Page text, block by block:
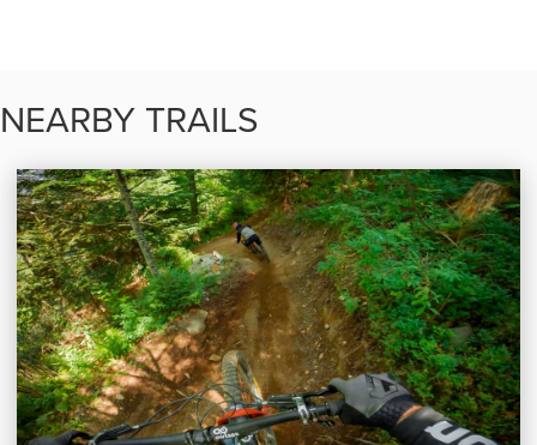
NEARBY TRAILS